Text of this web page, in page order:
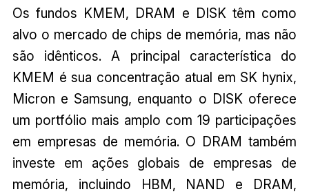
Os fundos KMEM, DRAM e DISK têm como
alvo o mercado de chips de memória, mas não
são idênticos. A principal característica do
KMEM é sua concentração atual em SK hynix,
Micron e Samsung, enquanto o DISK oferece
um portfólio mais amplo com 19 participações
em empresas de memória. O DRAM também
investe em ações globais de empresas de
memória, incluindo HBM, NAND e DRAM,